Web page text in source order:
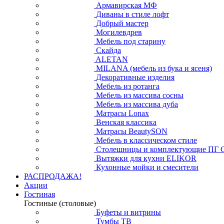
Армавирская МФ
Диваны в стиле лофт
Добрый мастер
Могилевдрев
Мебель под старину
Скайда
ALETAN
MILANA (мебель из бука и ясеня)
Декоративные изделия
Мебель из ротанга
Мебель из массива сосны
Мебель из массива дуба
Матрасы Lonax
Венская классика
Матрасы BeautySON
Мебель в классическом стиле
Столешницы и комплектующие ПГ
Вытяжки для кухни ELIKOR
Кухонные мойки и смесители
РАСПРОДАЖА!
Акции
Гостиная
Гостиные (столовые)
Буфеты и витрины
Тумбы ТВ